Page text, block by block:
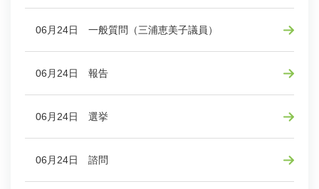
06月24日 一般質問（三浦恵美子議員）
06月24日 報告
06月24日 選挙
06月24日 諮問